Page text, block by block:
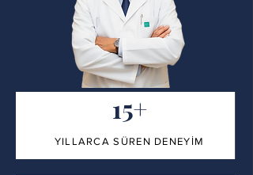
15+
YILLARCA SÜREN DENEYİM